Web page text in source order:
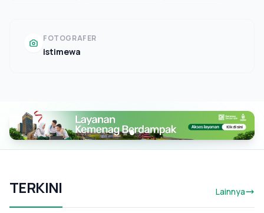
FOTOGRAFER
istimewa
TERKINI Lainnya